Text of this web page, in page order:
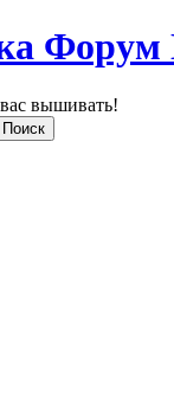
вышивать!